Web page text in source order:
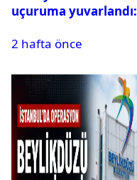
uçuruma yuvarlandı:
var
2 hafta önce